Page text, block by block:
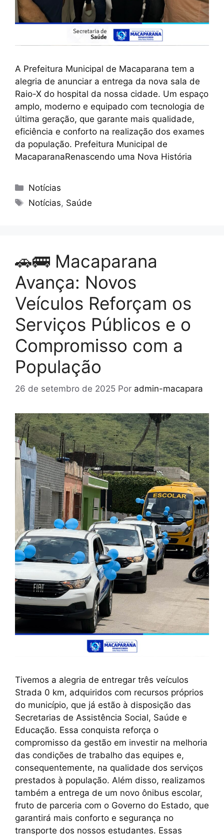
A Prefeitura Municipal de Macaparana tem a
alegria de anunciar a entrega da nova sala de
Raio-X do hospital da nossa cidade. Um espaço
amplo, moderno e equipado com tecnologia de
última geração, que garante mais qualidade,
eficiência e conforto na realização dos exames
da população. Prefeitura Municipal de
MacaparanaRenascendo uma Nova História
Notícias
Notícias, Saúde
🚗🚌 Macaparana
Avança: Novos
Veículos Reforçam os
Serviços Públicos e o
Compromisso com a
População
26 de setembro de 2025 Por admin-macapara
Tivemos a alegria de entregar três veículos
Strada 0 km, adquiridos com recursos próprios
do município, que já estão à disposição das
Secretarias de Assistência Social, Saúde e
Educação. Essa conquista reforça o
compromisso da gestão em investir na melhoria
das condições de trabalho das equipes e,
consequentemente, na qualidade dos serviços
prestados à população. Além disso, realizamos
também a entrega de um novo ônibus escolar,
fruto de parceria com o Governo do Estado, que
garantirá mais conforto e segurança no
transporte dos nossos estudantes. Essas